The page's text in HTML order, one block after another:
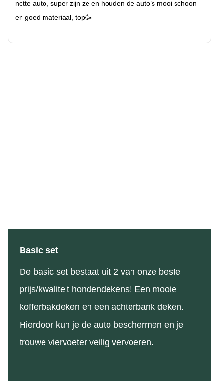
nette auto, super zijn ze en houden de auto’s mooi schoon
en goed materiaal, top🥳
Basic set
De basic set bestaat uit 2 van onze beste
prijs/kwaliteit hondendekens! Een mooie
kofferbakdeken en een achterbank deken.
Hierdoor kun je de auto beschermen en je
trouwe viervoeter veilig vervoeren.